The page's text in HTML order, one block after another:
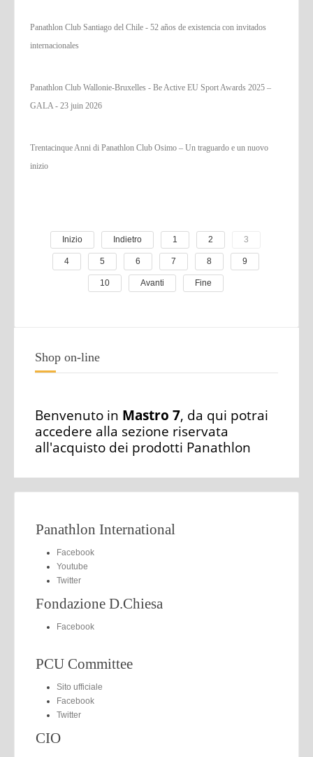
Panathlon Club Santiago del Chile - 52 años de existencia con invitados
internacionales
Panathlon Club Wallonie-Bruxelles - Be Active EU Sport Awards 2025 –
GALA - 23 juin 2026
Trentacinque Anni di Panathlon Club Osimo – Un traguardo e un nuovo
inizio
Inizio Indietro 1 2 3
4 5 6 7 8 9
10 Avanti Fine
Shop on-line
Benvenuto in Mastro 7, da qui potrai
accedere alla sezione riservata
all'acquisto dei prodotti Panathlon
Panathlon International
Facebook
Youtube
Twitter
Fondazione D.Chiesa
Facebook
PCU Committee
Sito ufficiale
Facebook
Twitter
CIO